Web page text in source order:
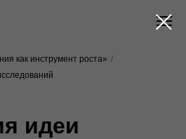
как инструмент роста» /
идеи